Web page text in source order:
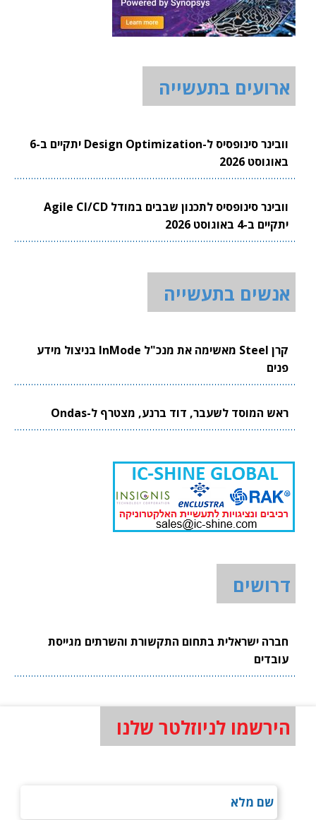
ארועים בתעשייה
וובינר סינופסיס ל-Design Optimization יתקיים ב-6
באוגוסט 2026
וובינר סינופסיס לתכנון שבבים במודל Agile CI/CD
יתקיים ב-4 באוגוסט 2026
אנשים בתעשייה
קרן Steel מאשימה את מנכ"ל InMode בניצול מידע
פנים
ראש המוסד לשעבר, דוד ברנע, מצטרף ל-Ondas
דרושים
חברה ישראלית בתחום התקשורת והשרתים מגייסת
עובדים
הירשמו לניוזלטר שלנו